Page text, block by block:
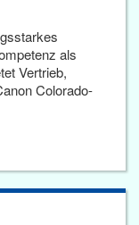
als
Vertrieb,
Colorado-